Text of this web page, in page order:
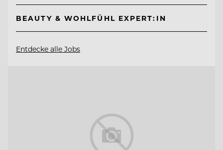
BEAUTY & WOHLFÜHL EXPERT:IN
Entdecke alle Jobs